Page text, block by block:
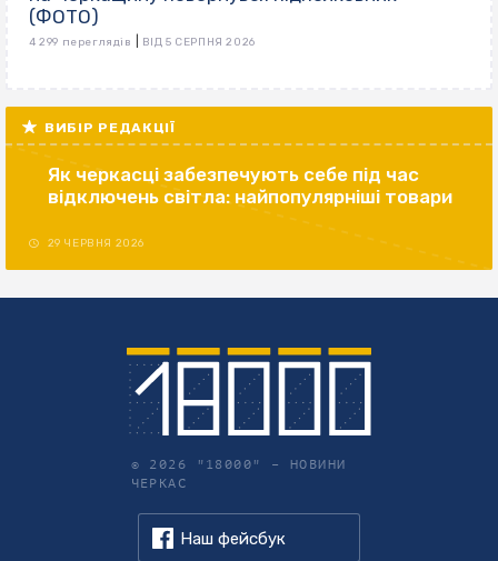
(ФОТО)
4 299 переглядів ВІД 5 СЕРПНЯ 2026
ВИБІР РЕДАКЦІЇ
Як черкасці забезпечують себе під час
відключень світла: найпопулярніші товари
29 ЧЕРВНЯ 2026
© 2026 "18000" – НОВИНИ
ЧЕРКАС
Наш фейсбук